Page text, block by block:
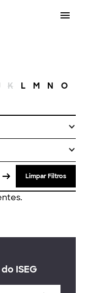
K L M N O
Limpar Filtros
ISEG